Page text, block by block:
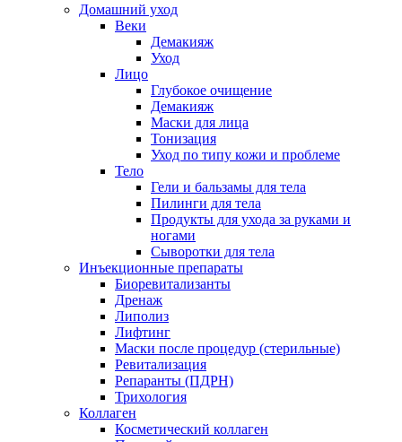
Домашний уход
Веки
Демакияж
Уход
Лицо
Глубокое очищение
Демакияж
Маски для лица
Тонизация
Уход по типу кожи и проблеме
Тело
Гели и бальзамы для тела
Пилинги для тела
Продукты для ухода за руками и
ногами
Сыворотки для тела
Инъекционные препараты
Биоревитализанты
Дренаж
Липолиз
Лифтинг
Маски после процедур (стерильные)
Ревитализация
Репаранты (ПДРН)
Трихология
Коллаген
Косметический коллаген